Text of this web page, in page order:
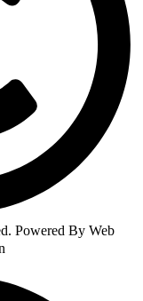
Powered By Web